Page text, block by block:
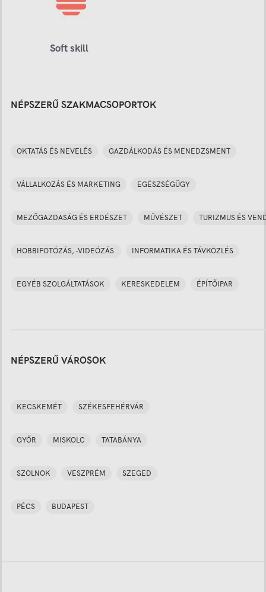
Soft skill
NÉPSZERŰ SZAKMACSOPORTOK
OKTATÁS ÉS NEVELÉS GAZDÁLKODÁS ÉS MENEDZSMENT
VÁLLALKOZÁS ÉS MARKETING EGÉSZSÉGÜGY
MEZŐGAZDASÁG ÉS ERDÉSZET MŰVÉSZET TURIZMUS ÉS
HOBBIFOTÓZÁS, -VIDEÓZÁS INFORMATIKA ÉS TÁVKÖZLÉS
EGYÉB SZOLGÁLTATÁSOK KERESKEDELEM ÉPÍTŐIPAR
NÉPSZERŰ VÁROSOK
KECSKEMÉT SZÉKESFEHÉRVÁR
GYŐR MISKOLC TATABÁNYA
SZOLNOK VESZPRÉM SZEGED
PÉCS BUDAPEST